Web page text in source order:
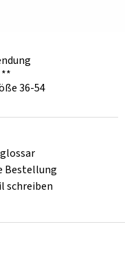
36-54
Bestellung
schreiben